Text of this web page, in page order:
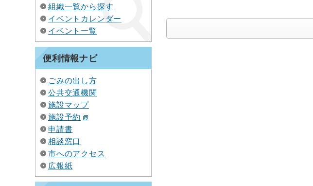
組織一覧から探す
イベントカレンダー
イベント一覧
便利情報ナビ
ごみの出し方
公共交通機関
施設マップ
施設予約
申請書
相談窓口
市へのアクセス
広報紙